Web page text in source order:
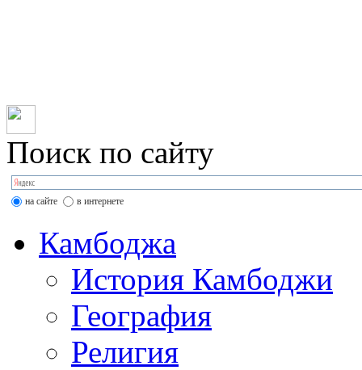
Поиск по сайту
на сайте в интернете
Камбоджа
История Камбоджи
География
Религия